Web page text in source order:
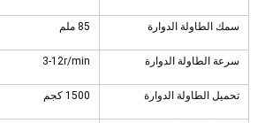
سمك الطاولة الدوارة 85 ملم
سرعة الطاولة الدوارة 3-12r/min
تحميل الطاولة الدوارة 1500 كجم